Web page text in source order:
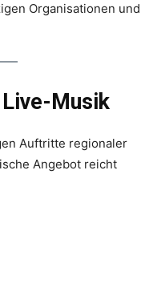
Organisationen und
Musik
Auftritte regionaler
Angebot reicht